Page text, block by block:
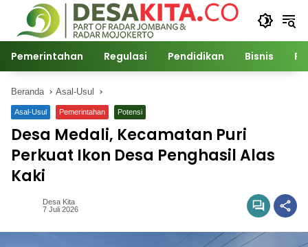
Langsung
konten
Pemerintahan Regulasi Pendidikan Bisnis
Beranda Asal-Usul
Asal-Usul Pemerintahan Potensi
Desa Medali, Kecamatan Puri
Perkuat Ikon Desa Penghasil Alas
Kaki
Desa Kita
7 Juli 2026